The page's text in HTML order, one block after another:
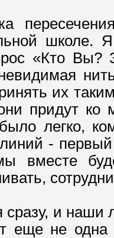
школе.
«Кто
их
придут
легко,
-
вместе
и наши
еще не